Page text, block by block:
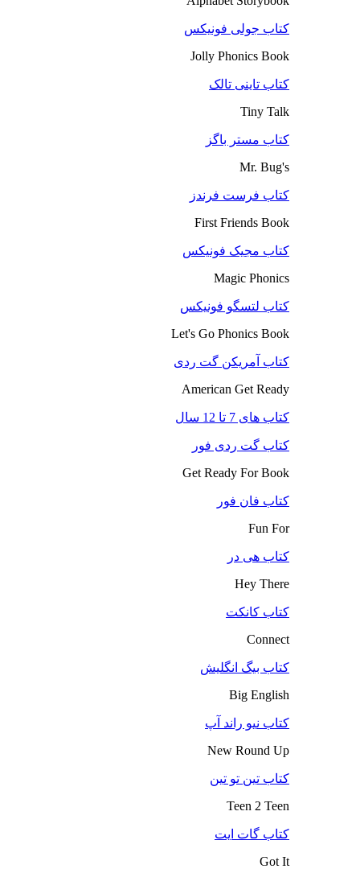
کتاب جولی فونیکس
Jolly Phonics Book
کتاب تاینی تالک
Tiny Talk
کتاب مستر باگز
Mr. Bug's
کتاب فرست فرندز
First Friends Book
کتاب مجیک فونیکس
Magic Phonics
کتاب لتسگو فونیکس
Let's Go Phonics Book
کتاب آمریکن گت ردی
American Get Ready
کتاب های 7 تا 12 سال
کتاب گت ردی فور
Get Ready For Book
کتاب فان فور
Fun For
کتاب هی در
Hey There
کتاب کانکت
Connect
کتاب بیگ انگلیش
Big English
کتاب نیو راند آپ
New Round Up
کتاب تین تو تین
Teen 2 Teen
کتاب گات ایت
Got It